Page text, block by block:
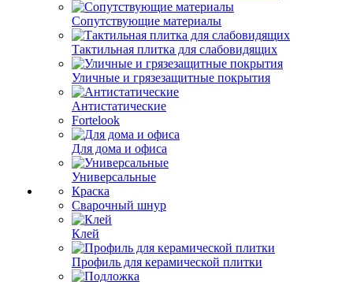
Сопутствующие материалы
Тактильная плитка для слабовидящих
Уличные и грязезащитные покрытия
Антистатические
Fortelook
Для дома и офиса
Универсальные
Краска
Сварочный шнур
Клей
Профиль для керамической плитки